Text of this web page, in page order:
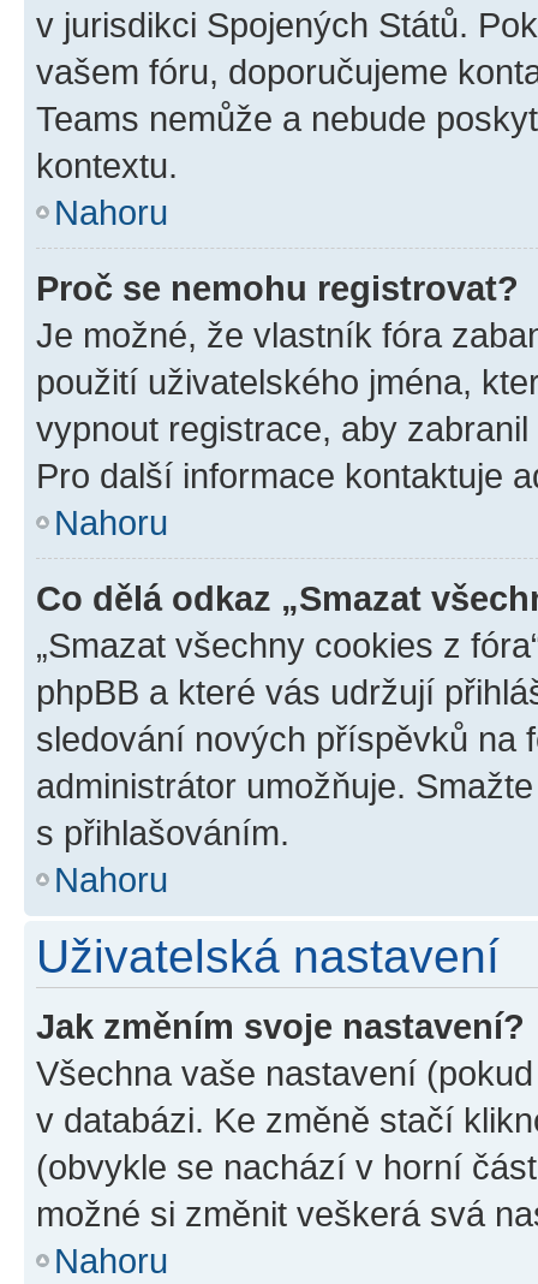
v jurisdikci Spojených Států.
vašem fóru, doporučujeme
Teams nemůže a nebude
kontextu.
Nahoru
Proč se nemohu registrovat?
Je možné, že vlastník fóra
použití uživatelského jména,
vypnout registrace, aby
Pro další informace kontaktuje
Nahoru
Co dělá odkaz „Smazat
„Smazat všechny cookies z
phpBB a které vás udržují
sledování nových příspěvků na
administrátor umožňuje.
s přihlašováním.
Nahoru
Uživatelská nastavení
Jak změním svoje nastavení?
Všechna vaše nastavení
v databázi. Ke změně stačí
(obvykle se nachází v horní
možné si změnit veškerá svá
Nahoru